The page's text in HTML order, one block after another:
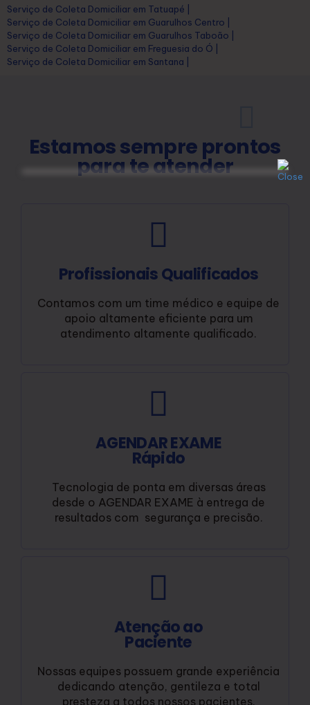
Serviço de Coleta Domiciliar em Tatuapé |
Serviço de Coleta Domiciliar em Guarulhos Centro |
Serviço de Coleta Domiciliar em Guarulhos Taboão |
Serviço de Coleta Domiciliar em Freguesia do Ó |
Serviço de Coleta Domiciliar em Santana |
Estamos sempre prontos
para te atender
Profissionais Qualificados
Contamos com um time médico e equipe de
apoio altamente eficiente para um
atendimento altamente qualificado.
AGENDAR EXAME
Rápido
Tecnologia de ponta em diversas áreas
desde o AGENDAR EXAME à entrega de
resultados com segurança e precisão.
Atenção ao
Paciente
Nossas equipes possuem grande experiência
dedicando atenção, gentileza e total
presteza a todos nossos pacientes.